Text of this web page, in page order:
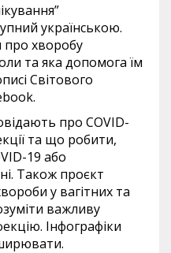
українською.
про хворобу
та яка допомога їм
Свiтового
про COVID-
та що робити,
19 або
Також проєкт
у вагітних та
важливу
Інфографіки